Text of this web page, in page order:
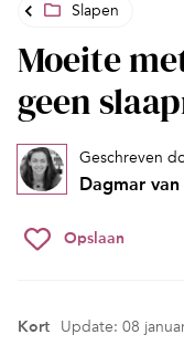
Slapen
Moeite
geen
Geschreven
Dagmar
Opslaan
Kort Update: 08